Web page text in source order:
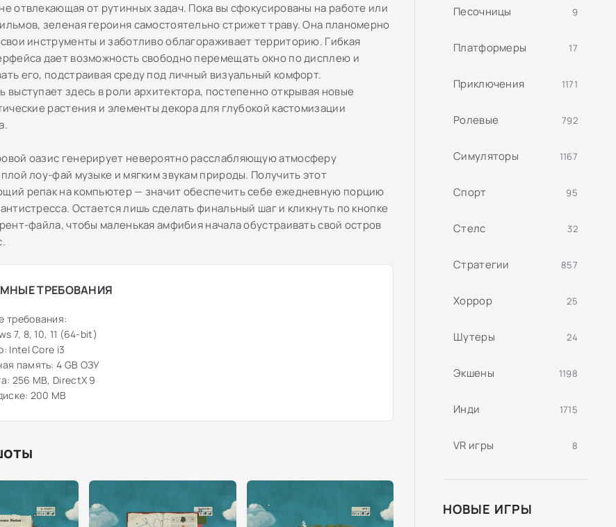
отвлекающая от рутинных задач. Пока вы сфокусированы на работе или
зеленая героиня самостоятельно стрижет траву. Она планомерно
инструменты и заботливо облагораживает территорию. Гибкая
дает возможность свободно перемещать окно по дисплею и
его, подстраивая среду под личный визуальный комфорт.
выступает здесь в роли архитектора, постепенно открывая новые
растения и элементы декора для глубокой кастомизации
оазис генерирует невероятно расслабляющую атмосферу
лоу-фай музыке и мягким звукам природы. Получить этот
репак на компьютер — значит обеспечить себе ежедневную порцию
Остается лишь сделать финальный шаг и кликнуть по кнопке
файла, чтобы маленькая амфибия начала обустраивать свой остров
ТРЕБОВАНИЯ
требования:
7, 8, 10, 11 (64-bit)
Intel Core i3
память: 4 GB ОЗУ
256 MB, DirectX 9
200 MB
Песочницы 9
Платформеры 17
Приключения 1171
Ролевые 792
Симуляторы 1167
Спорт 95
Стелс 32
Стратегии 857
Хоррор 25
Шутеры 24
Экшены 1198
Инди 1715
VR игры 8
НОВЫЕ ИГРЫ